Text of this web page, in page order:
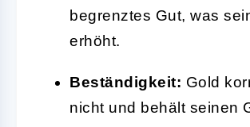
begrenztes Gut, was
erhöht.
Beständigkeit: Gold
nicht und behält seinen